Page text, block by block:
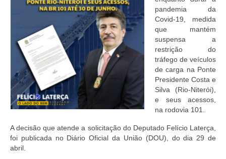
CONTATO
pandemia da
Covid-19, medida
que mantém
suspensa a
restrição do
tráfego de veículos
de carga na Ponte
Presidente Costa e
Silva (Rio-Niterói),
e seus acessos,
na rodovia 101.
A decisão que atende a solicitação do Deputado Felício Laterça,
foi publicada no Diário Oficial da União (DOU), do dia 29 de
abril.